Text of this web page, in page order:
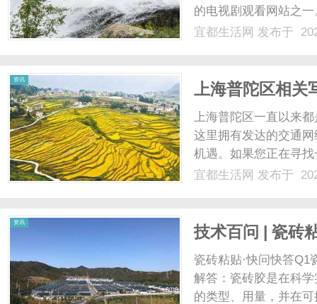
的电视剧观看网站之
在线观看最火的电视
宜都生活网 发布于
资讯
上海普陀区相关
租信息
上海普陀区一直以来
这里拥有发达的交通
机遇。如果您正在寻
的写字楼出租信息可
宜都生活网 发布于
资讯
技术百问 | 瓷砖
瓷砖粘贴·快问快答Q1
解答：瓷砖胶是在科
的类型、用量，并在